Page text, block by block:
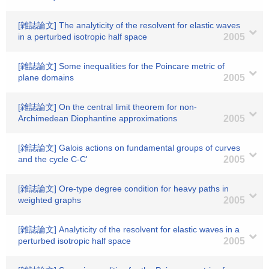
[雑誌論文] The analyticity of the resolvent for elastic waves
in a perturbed isotropic half space
2005
[雑誌論文] Some inequalities for the Poincare metric of
plane domains
2005
[雑誌論文] On the central limit theorem for non-
Archimedean Diophantine approximations
2005
[雑誌論文] Galois actions on fundamental groups of curves
and the cycle C-C'
2005
[雑誌論文] Ore-type degree condition for heavy paths in
weighted graphs
2005
[雑誌論文] Analyticity of the resolvent for elastic waves in a
perturbed isotropic half space
2005